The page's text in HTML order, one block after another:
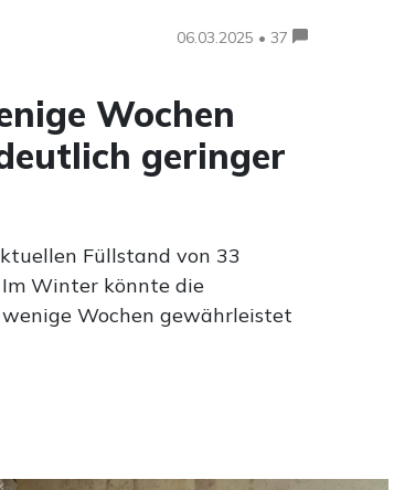
06.03.2025 • 37
Wochen
geringer
Füllstand von 33
Winter könnte die
Wochen gewährleistet